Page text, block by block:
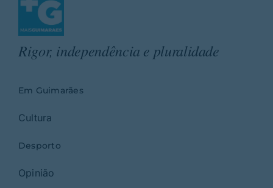
Rigor, independência e pluralidade
Em Guimarães
Cultura
Desporto
Opinião